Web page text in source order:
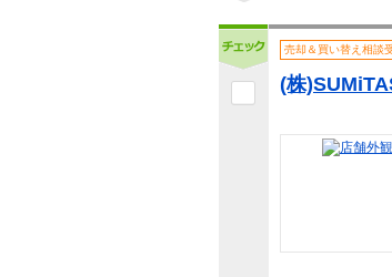
売却＆買い替え相談
(株